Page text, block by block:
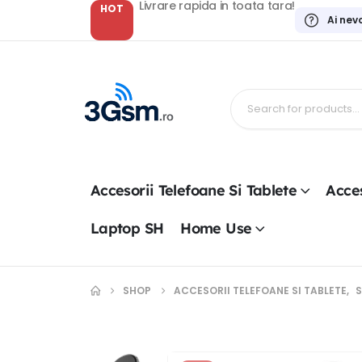
HOT Livrare rapida in toata tara!
Ai
Accesorii Telefoane Si Tablete
Laptop SH Home Use
SHOP ACCESORII TELEFOANE SI TABLETE,